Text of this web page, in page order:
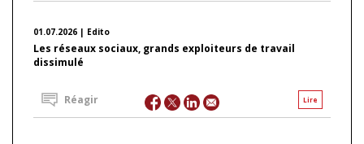
01.07.2026 | Edito
Les réseaux sociaux, grands exploiteurs de travail
dissimulé
Lire
Réagir